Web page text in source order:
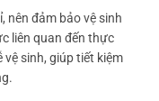
nên đảm bảo vệ sinh
liên quan đến thực
sinh, giúp tiết kiệm